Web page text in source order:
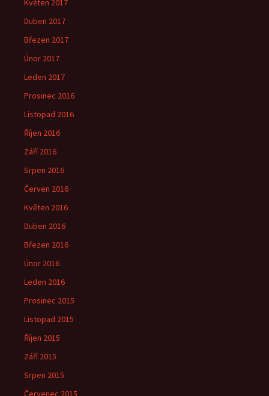
Květen 2017
Duben 2017
Březen 2017
Únor 2017
Leden 2017
Prosinec 2016
Listopad 2016
Říjen 2016
Září 2016
Srpen 2016
Červen 2016
Květen 2016
Duben 2016
Březen 2016
Únor 2016
Leden 2016
Prosinec 2015
Listopad 2015
Říjen 2015
Září 2015
Srpen 2015
Červenec 2015